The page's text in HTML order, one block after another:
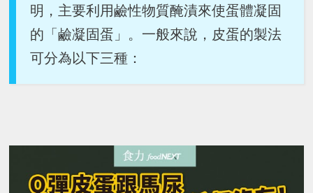
明，主要利用鹼性物質醃漬來使蛋體凝固
的「鹼凝固蛋」。一般來說，皮蛋的製法
可分為以下三種：